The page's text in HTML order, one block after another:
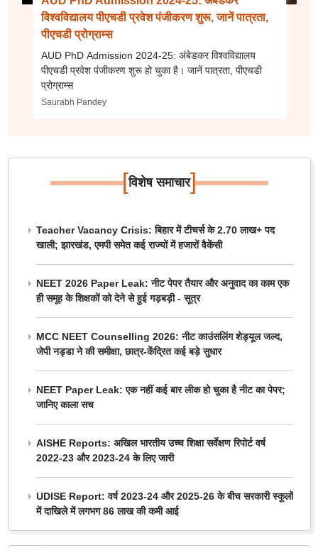
विश्वविद्यालय पीएचडी प्रवेश पंजीकरण शुरू, जानें पात्रता,
पीएचडी प्रोग्राम्स
AUD PhD Admission 2024-25: अंबेडकर विश्वविद्यालय
पीएचडी प्रवेश पंजीकरण शुरू हो चुका है। जानें पात्रता, पीएचडी
प्रोग्राम्स
Saurabh Pandey
[विशेष समाचार]
Teacher Vacancy Crisis: बिहार में टीचर्स के 2.70 लाख+ पद
खाली; झारखंड, एमपी समेत कई राज्यों में हजारों वैकेंसी
NEET 2026 Paper Leak: नीट पेपर तैयार और अनुवाद का काम एक
ही समूह के शिक्षकों को देने से हुई गड़बड़ी - सूत्र
MCC NEET Counselling 2026: नीट काउंसलिंग शेड्यूल जल्द,
जेपी नड्डा ने की समीक्षा, छात्र-केंद्रित कई बड़े सुधार
NEET Paper Leak: एक नहीं कई बार लीक हो चुका है नीट का पेपर;
जानिए काला सच
AISHE Reports: अखिल भारतीय उच्च शिक्षा सर्वेक्षण रिपोर्ट वर्ष
2022-23 और 2023-24 के लिए जारी
UDISE Report: वर्ष 2023-24 और 2025-26 के बीच सरकारी स्कूलों
में दाखिले में लगभग 86 लाख की कमी आई